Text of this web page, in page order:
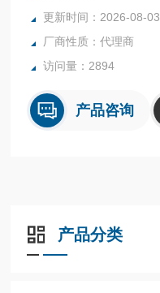
更新时间：2026-08-03
厂商性质：代理商
访问量：2894
产品咨询
产品分类